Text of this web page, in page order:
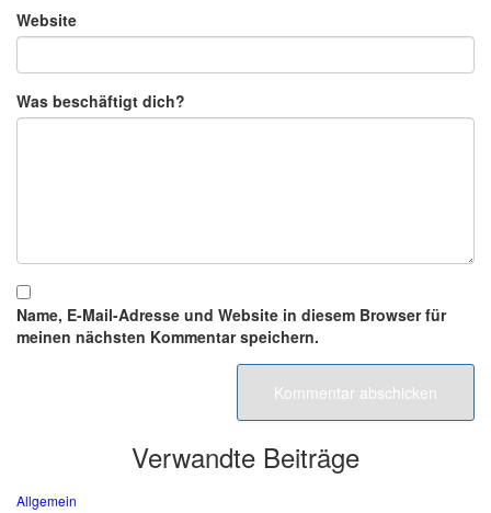
Website
Was beschäftigt dich?
Name, E-Mail-Adresse und Website in diesem Browser für
meinen nächsten Kommentar speichern.
Verwandte Beiträge
Allgemein